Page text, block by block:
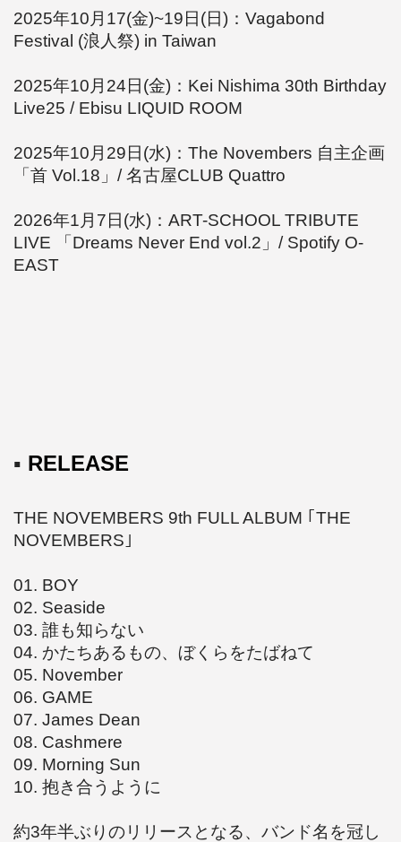
2025年10月17(金)~19日(日)： Vagabond
Festival (浪人祭) in Taiwan
2025年10月24日(金)：Kei Nishima 30th Birthday
Live25 / Ebisu LIQUID ROOM
2025年10月29日(水)：The Novembers 自主企画
「首 Vol.18」/ 名古屋CLUB Quattro
2026年1月7日(水)：ART-SCHOOL TRIBUTE
LIVE 「Dreams Never End vol.2」/ Spotify O-
EAST
▪️ RELEASE
THE NOVEMBERS 9th FULL ALBUM ｢THE
NOVEMBERS｣
01. BOY
02. Seaside
03. 誰も知らない
04. かたちあるもの、ぼくらをたばねて
05. November
06. GAME
07. James Dean
08. Cashmere
09. Morning Sun
10. 抱き合うように
約3年半ぶりのリリースとなる、バンド名を冠し